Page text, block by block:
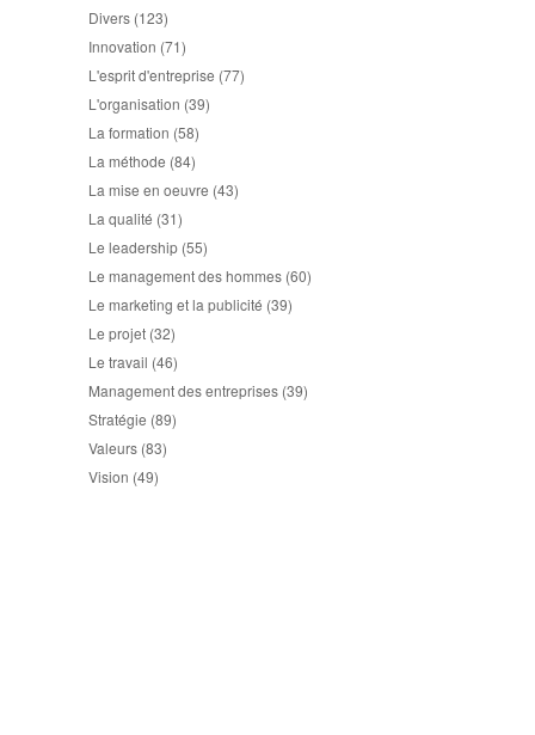
Divers (123)
Innovation (71)
L'esprit d'entreprise (77)
L'organisation (39)
La formation (58)
La méthode (84)
La mise en oeuvre (43)
La qualité (31)
Le leadership (55)
Le management des hommes (60)
Le marketing et la publicité (39)
Le projet (32)
Le travail (46)
Management des entreprises (39)
Stratégie (89)
Valeurs (83)
Vision (49)